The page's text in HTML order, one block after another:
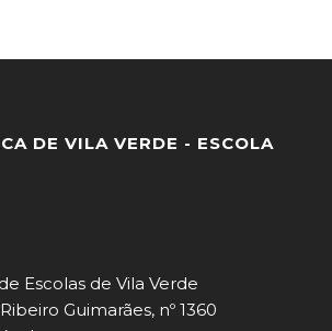
DE VILA VERDE - ESCOLA
Escolas de Vila Verde
Guimarães, nº 1360